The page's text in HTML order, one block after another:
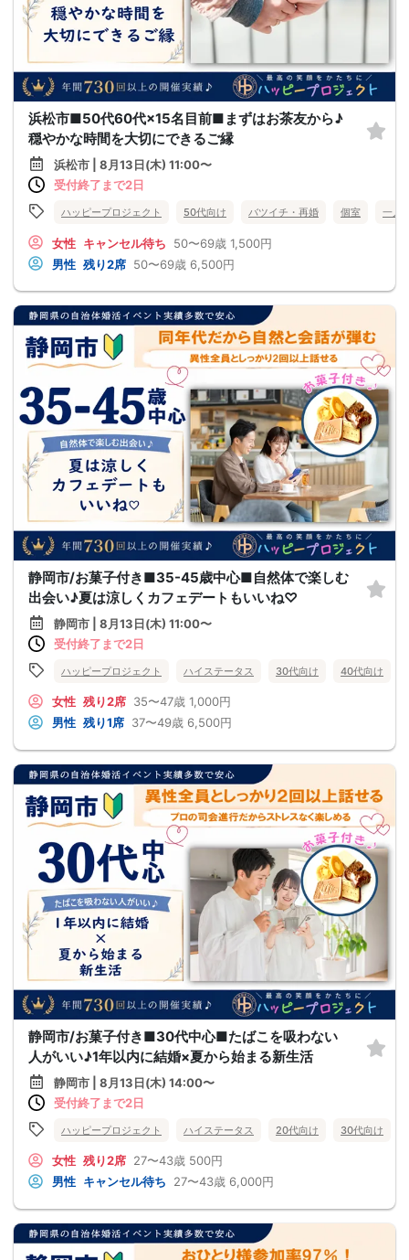
浜松市■50代60代×15名目前■まずはお茶友から♪
穏やかな時間を大切にできるご縁
浜松市 | 8月13日(木) 11:00〜
受付終了まで2日
ハッピープロジェクト 50代向け バツイチ・再婚 個室 一人
女性 キャンセル待ち 50〜69歳 1,500円
男性 残り2席 50〜69歳 6,500円
静岡市/お菓子付き■35-45歳中心■自然体で楽しむ
出会い♪夏は涼しくカフェデートもいいね♡
静岡市 | 8月13日(木) 11:00〜
受付終了まで2日
ハッピープロジェクト ハイステータス 30代向け 40代向け
女性 残り2席 35〜47歳 1,000円
男性 残り1席 37〜49歳 6,500円
静岡市/お菓子付き■30代中心■たばこを吸わない
人がいい♪1年以内に結婚×夏から始まる新生活
静岡市 | 8月13日(木) 14:00〜
受付終了まで2日
ハッピープロジェクト ハイステータス 20代向け 30代向け
女性 残り2席 27〜43歳 500円
男性 キャンセル待ち 27〜43歳 6,000円